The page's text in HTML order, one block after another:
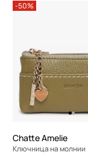
-50%
Chatte Amelie
Ключница на молнии